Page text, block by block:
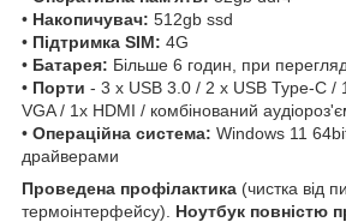
• Накопичувач: 512gb ssd
• Підтримка SIM: 4G
• Батарея: Більше 6 годин, при
• Порти - 3 x USB 3.0 / 2 x USB Type-C /
VGA / 1x HDMI / комбінований
• Операційна система: Windows 11
драйверами
Проведена профілактика (чистка від
термоінтерфейсу). Ноутбук повністю